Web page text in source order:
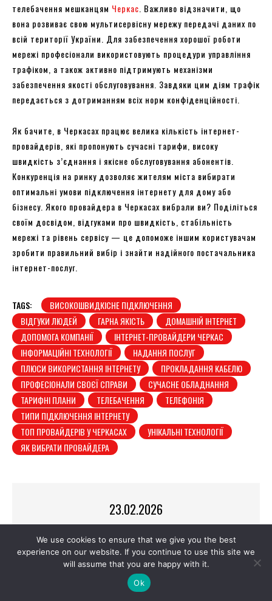
телебачення мешканцям Черкас . Важливо відзначити, що
вона розвиває свою мультисервісну мережу передачі даних по
всій території України. Для забезпечення хорошої роботи
мережі професіонали використовують процедури управління
трафіком, а також активно підтримують механізми
забезпечення якості обслуговування. Завдяки цим діям трафік
передається з дотриманням всіх норм конфіденційності.
Як бачите, в Черкасах працює велика кількість інтернет-
провайдерів, які пропонують сучасні тарифи, високу
швидкість з’єднання і якісне обслуговування абонентів.
Конкуренція на ринку дозволяє жителям міста вибирати
оптимальні умови підключення інтернету для дому або
бізнесу. Якого провайдера в Черкасах вибрали ви? Поділіться
своїм досвідом, відгуками про швидкість, стабільність
мережі та рівень сервісу — це допоможе іншим користувачам
зробити правильний вибір і знайти надійного постачальника
інтернет-послуг.
TAGS:
ВИСОКОШВИДКІСНЕ ПІДКЛЮЧЕННЯ
ВІДГУКИ ЛЮДЕЙ
ГАРНА ЯКІСТЬ
ДОМАШНІЙ ІНТЕРНЕТ
ДОПОМОГА КОМПАНІЇ
ІНТЕРНЕТ-ПРОВАЙДЕРИ ЧЕРКАС
ІНФОРМАЦІЙНІ ТЕХНОЛОГІЇ
НАДАННЯ ПОСЛУГ
ПЛЮСИ ВИКОРИСТАННЯ ІНТЕРНЕТУ
ПРОКЛАДАННЯ КАБЕЛЮ
ПРОФЕСІОНАЛИ СВОЄЇ СПРАВИ
СУЧАСНЕ ОБЛАДНАННЯ
ТАРИФНІ ПЛАНИ
ТЕЛЕБАЧЕННЯ
ТЕЛЕФОНІЯ
ТИПИ ПІДКЛЮЧЕННЯ ІНТЕРНЕТУ
ТОП ПРОВАЙДЕРІВ У ЧЕРКАСАХ
УНІКАЛЬНІ ТЕХНОЛОГІЇ
ЯК ВИБРАТИ ПРОВАЙДЕРА
23.02.2026
YANA TREFILOVA
We use cookies to ensure that we give you the best
experience on our website. If you continue to use this site we
will assume that you are happy with it.
Ok